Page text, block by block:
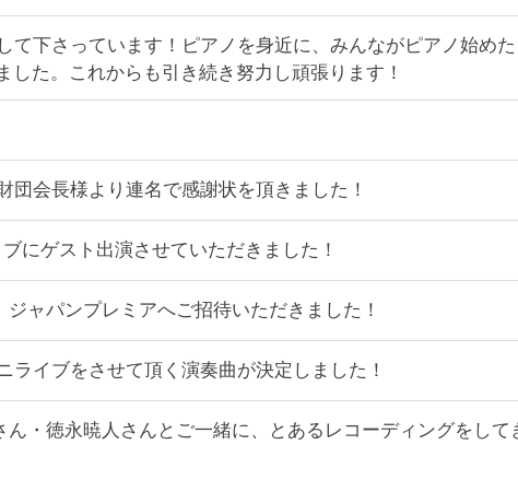
て下さっています！ピアノを身近に、みんながピアノ始め
た。これからも引き続き努力し頑張ります！
会長様より連名で感謝状を頂きました！
にゲスト出演させていただきました！
ャパンプレミアへご招待いただきました！
イブをさせて頂く演奏曲が決定しました！
・徳永暁人さんとご一緒に、とあるレコーディングをして